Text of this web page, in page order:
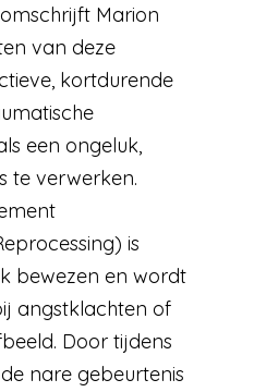
Marion
van deze
kortdurende
een ongeluk,
te verwerken.
is
bewezen en wordt
angstklachten of
Door tijdens
nare gebeurtenis